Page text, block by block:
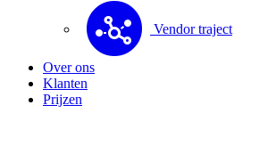
Vendor traject
Over ons
Klanten
Prijzen